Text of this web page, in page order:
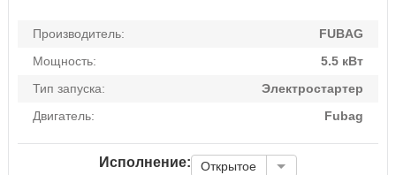
Производитель:
FUBAG
Мощность:
5.5 кВт
Тип запуска:
Электростартер
Двигатель:
Fubag
Исполнение: Открытое